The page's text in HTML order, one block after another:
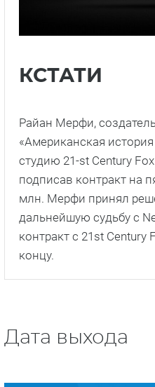
КСТАТИ
Райан Мерфи,
«Американская
студию 21-st Century
подписав контракт на
млн. Мерфи принял
дальнейшую судьбу с
контракт с 21st Century
концу.
Дата выхода